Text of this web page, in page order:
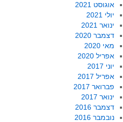
אוגוסט 2021
יולי 2021
ינואר 2021
דצמבר 2020
מאי 2020
אפריל 2020
יוני 2017
אפריל 2017
פברואר 2017
ינואר 2017
דצמבר 2016
נובמבר 2016